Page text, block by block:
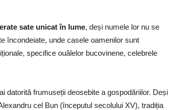
sate unicat în lume, deși numele lor nu se
încondeiate, unde casele oamenilor sunt
specifice ouălelor bucovinene, celebrele
datorită frumuseții deosebite a gospodăriilor. Deși
cel Bun (începutul secolului XV), tradiția